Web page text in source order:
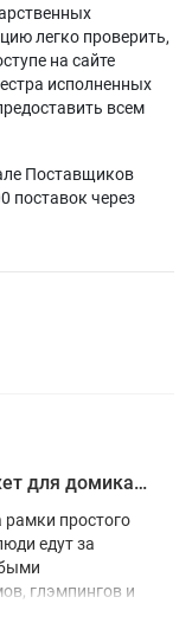
легко проверить,
на сайте
исполненных
всем
Поставщиков
поставок через
Почему проектор – лучший гаджет для домика в глэмпинге
простого
едут за
глэмпингов и
и